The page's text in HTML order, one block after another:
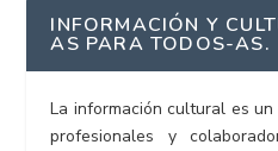
INFORMACIÓN Y
AS PARA TODOS-AS.
La información cultural es
profesionales y